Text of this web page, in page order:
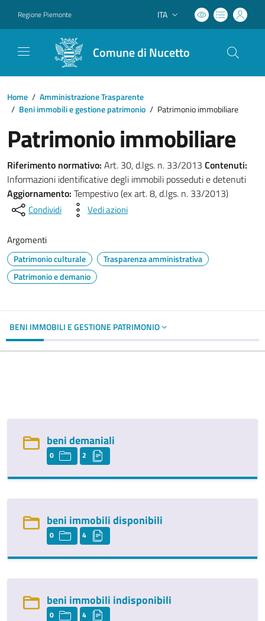
Regione Piemonte Lingua attiva:
ITA
Comune di Nucetto
Home / Amministrazione Trasparente
/ Beni immobili e gestione patrimonio / Patrimonio immobiliare
Patrimonio immobiliare
Riferimento normativo: Art. 30, d.lgs. n. 33/2013 Contenuti:
Informazioni identificative degli immobili posseduti e detenuti
Aggiornamento: Tempestivo (ex art. 8, d.lgs. n. 33/2013)
Condividi Vedi azioni
Argomenti
Patrimonio culturale
Trasparenza amministrativa
Patrimonio e demanio
BENI IMMOBILI E GESTIONE PATRIMONIO
beni demaniali
0 2
beni immobili disponibili
0 4
beni immobili indisponibili
0 4